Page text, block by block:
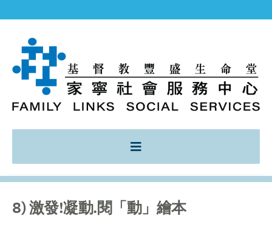
8) 激發!凝動.閱「動」繪本